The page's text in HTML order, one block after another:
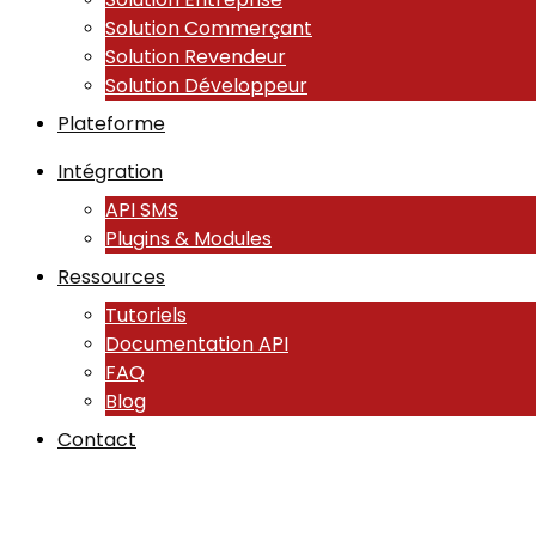
Solution Commerçant
Solution Revendeur
Solution Développeur
Plateforme
Intégration
API SMS
Plugins & Modules
Ressources
Tutoriels
Documentation API
FAQ
Blog
Contact